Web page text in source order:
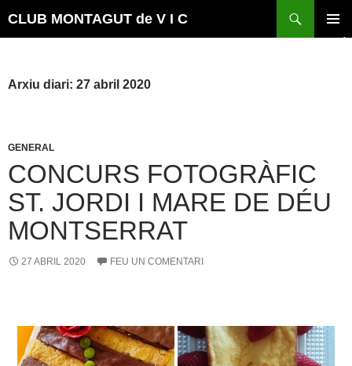
CLUB MONTAGUT de V I C
Arxiu diari: 27 abril 2020
GENERAL
CONCURS FOTOGRÀFIC
ST. JORDI I MARE DE DÉU
MONTSERRAT
27 ABRIL 2020 FEU UN COMENTARI